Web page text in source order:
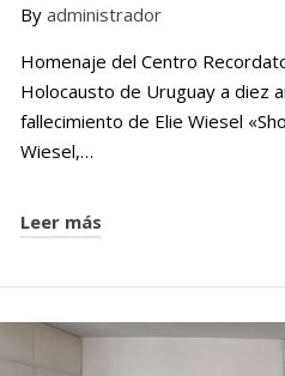
By administrador
Homenaje del Centro
Holocausto de Uruguay a diez
fallecimiento de Elie Wiesel
Wiesel,…
Leer más